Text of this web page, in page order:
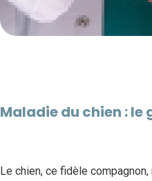
Maladie du chien : le
Le chien, ce fidèle